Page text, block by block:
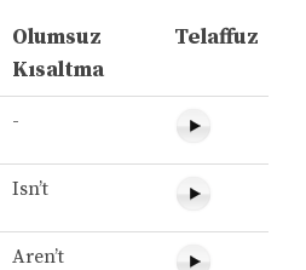
Olumsuz
Kısaltma
Telaffuz
-
Isn’t
Aren’t